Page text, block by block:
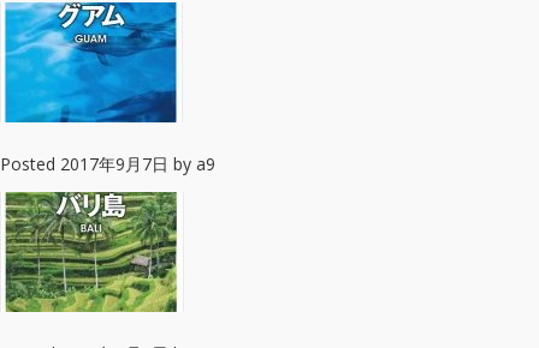
Posted 2017年9月7日 by a9